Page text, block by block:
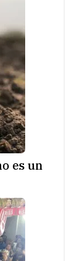
es un